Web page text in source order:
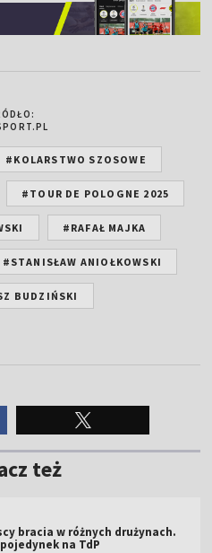
#KOLARSTWO SZOSOWE
#TOUR DE POLOGNE 2025
#RAFAŁ MAJKA
#STANISŁAW ANIOŁKOWSKI
BUDZIŃSKI
też
bracia w różnych drużynach.
na TdP